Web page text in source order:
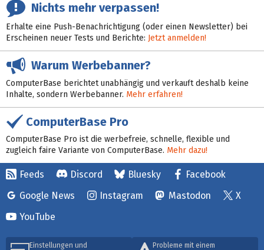
Nichts mehr verpassen!
Erhalte eine Push-Benachrichtigung (oder einen Newsletter) bei
Erscheinen neuer Tests und Berichte: Jetzt anmelden!
Warum Werbebanner?
ComputerBase berichtet unabhängig und verkauft deshalb keine
Inhalte, sondern Werbebanner. Mehr erfahren!
ComputerBase Pro
ComputerBase Pro ist die werbefreie, schnelle, flexible und
zugleich faire Variante von ComputerBase. Mehr dazu!
Feeds Discord Bluesky
Facebook
Google News
Instagram Mastodon
X
YouTube
Einstellungen und Probleme mit einem